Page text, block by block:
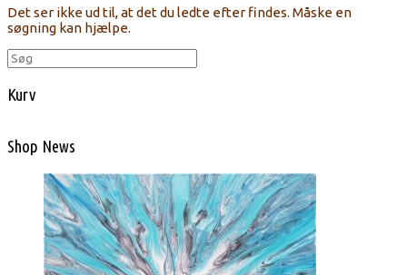
Det ser ikke ud til, at det du ledte efter findes. Måske en
søgning kan hjælpe.
Søg
efter:
Kurv
Shop News